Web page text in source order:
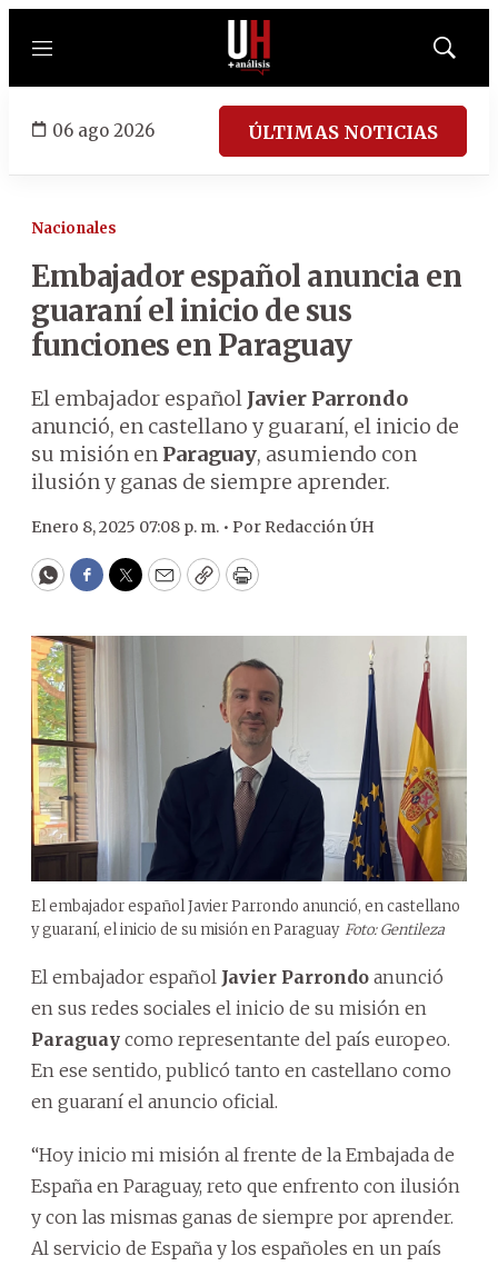
Menú
Mostrar
06 ago 2026 ÚLTIMAS NOTICIAS
Nacionales
Embajador español anuncia en
guaraní el inicio de sus
funciones en Paraguay
El embajador español Javier Parrondo
anunció, en castellano y guaraní, el inicio de
su misión en Paraguay, asumiendo con
ilusión y ganas de siempre aprender.
Enero 8, 2025 07:08 p. m. • Por Redacción ÚH
WhatsApp
Facebook
Twitter
EmailCopyPrint
El embajador español Javier Parrondo anunció, en castellano
y guaraní, el inicio de su misión en Paraguay Foto: Gentileza
El embajador español Javier Parrondo anunció
en sus redes sociales el inicio de su misión en
Paraguay como representante del país europeo.
En ese sentido, publicó tanto en castellano como
en guaraní el anuncio oficial.
“Hoy inicio mi misión al frente de la Embajada de
España en Paraguay, reto que enfrento con ilusión
y con las mismas ganas de siempre por aprender.
Al servicio de España y los españoles en un país